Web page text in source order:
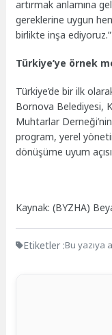
artırmak anlamına
gereklerine uygun
birlikte inşa
Türkiye’ye örnek
Türkiye’de bir ilk
Bornova Belediyesi,
Muhtarlar
program, yerel
dönüşüme uyum
Kaynak: (BYZHA)
Etiketler :Bu yazıya